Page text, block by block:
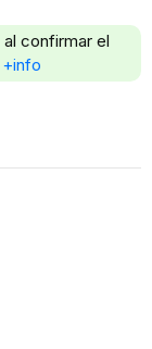
al confirmar el
+info